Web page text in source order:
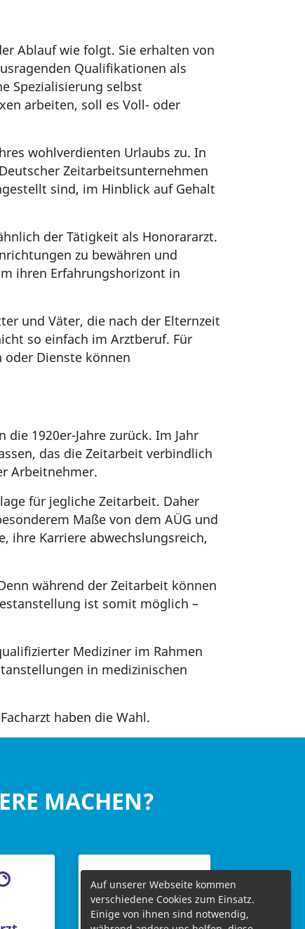
Ablauf wie folgt. Sie erhalten von
Qualifikationen als
Spezialisierung selbst
arbeiten, soll es Voll- oder
wohlverdienten Urlaubs zu. In
Zeitarbeitsunternehmen
sind, im Hinblick auf Gehalt
der Tätigkeit als Honorararzt.
zu bewähren und
ihren Erfahrungshorizont in
und Väter, die nach der Elternzeit
so einfach im Arztberuf. Für
oder Dienste können
1920er-Jahre zurück. Im Jahr
das die Zeitarbeit verbindlich
Arbeitnehmer.
für jegliche Zeitarbeit. Daher
Maße von dem AÜG und
ihre Karriere abwechslungsreich,
während der Zeitarbeit können
ist somit möglich –
Mediziner im Rahmen
in medizinischen
haben die Wahl.
MACHEN?
Auf unserer Webseite kommen
verschiedene Cookies zum Einsatz.
Einige von ihnen sind notwendig,